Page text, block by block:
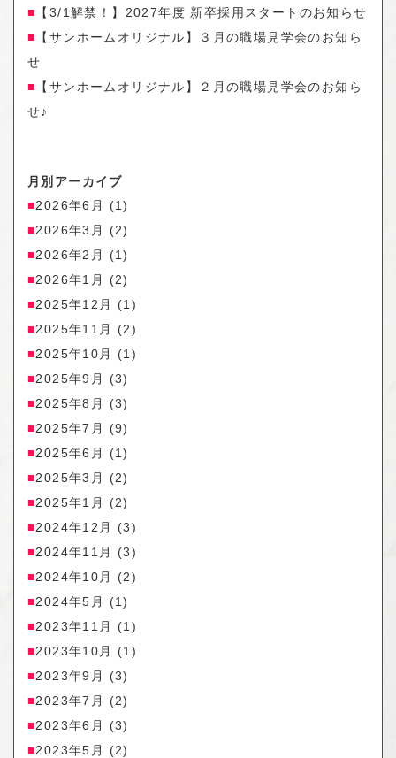
【3/1解禁！】2027年度 新卒採用スタートのお知らせ
【サンホームオリジナル】３月の職場見学会のお知ら
せ
【サンホームオリジナル】２月の職場見学会のお知ら
せ♪
月別アーカイブ
2026年6月
(1)
2026年3月
(2)
2026年2月
(1)
2026年1月
(2)
2025年12月
(1)
2025年11月
(2)
2025年10月
(1)
2025年9月
(3)
2025年8月
(3)
2025年7月
(9)
2025年6月
(1)
2025年3月
(2)
2025年1月
(2)
2024年12月
(3)
2024年11月
(3)
2024年10月
(2)
2024年5月
(1)
2023年11月
(1)
2023年10月
(1)
2023年9月
(3)
2023年7月
(2)
2023年6月
(3)
2023年5月
(2)